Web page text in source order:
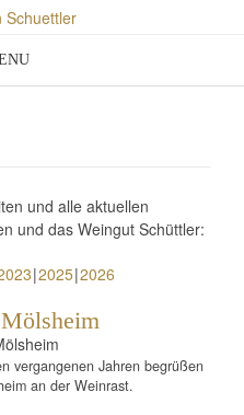
und alle aktuellen
und das Weingut Schüttler:
2025 2026
vergangenen Jahren begrüßen
an der Weinrast.